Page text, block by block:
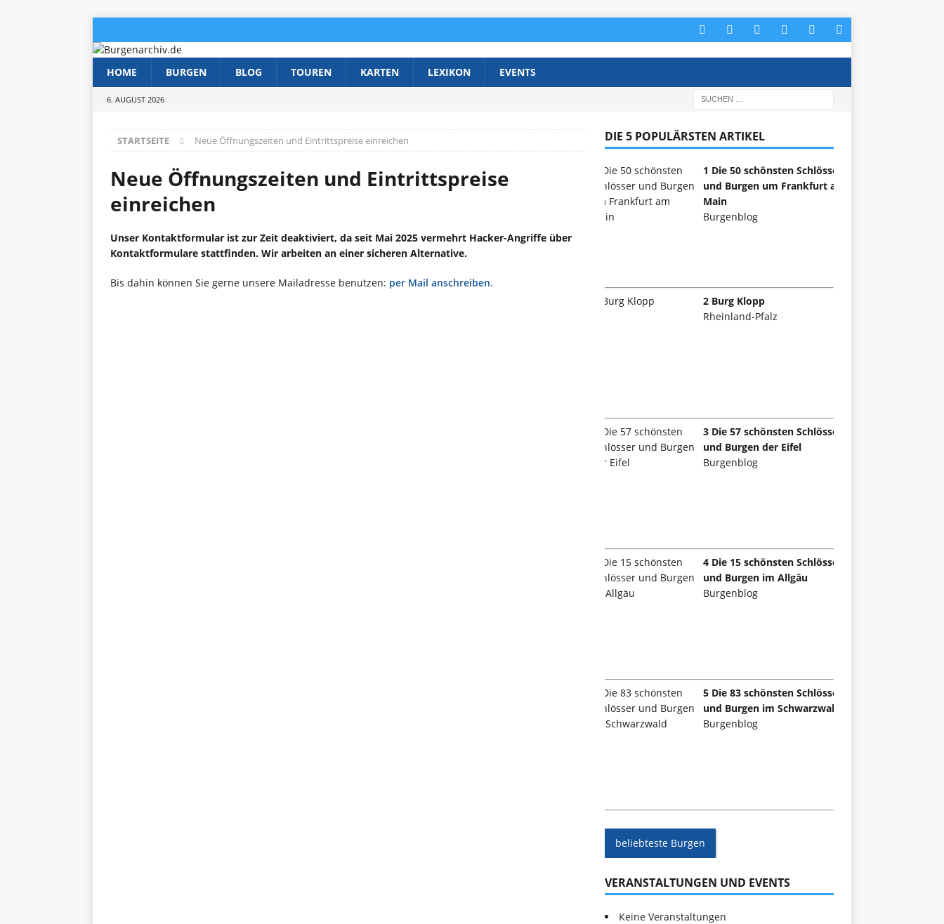
HOME BURGEN BLOG TOUREN KARTEN LEXIKON EVENTS
6. AUGUST 2026
STARTSEITE Neue Öffnungszeiten und Eintrittspreise einreichen
Neue Öffnungszeiten und Eintrittspreise
einreichen
Unser Kontaktformular ist zur Zeit deaktiviert, da seit Mai 2025 vermehrt Hacker-Angriffe über
Kontaktformulare stattfinden. Wir arbeiten an einer sicheren Alternative.
Bis dahin können Sie gerne unsere Mailadresse benutzen: per Mail anschreiben.
DIE 5 POPULÄRSTEN ARTIKEL
1 Die 50 schönsten Schlösser
und Burgen um Frankfurt am
Main
Burgenblog
2 Burg Klopp
Rheinland-Pfalz
3 Die 57 schönsten Schlösser
und Burgen der Eifel
Burgenblog
4 Die 15 schönsten Schlösser
und Burgen im Allgäu
Burgenblog
5 Die 83 schönsten Schlösser
und Burgen im Schwarzwald
Burgenblog
beliebteste Burgen
VERANSTALTUNGEN UND EVENTS
Keine Veranstaltungen